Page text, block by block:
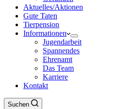
Aktuelles/Aktionen
Gute Taten
Tierpension
Informationen
Jugendarbeit
Spannendes
Ehrenamt
Das Team
Karriere
Kontakt
Suchen